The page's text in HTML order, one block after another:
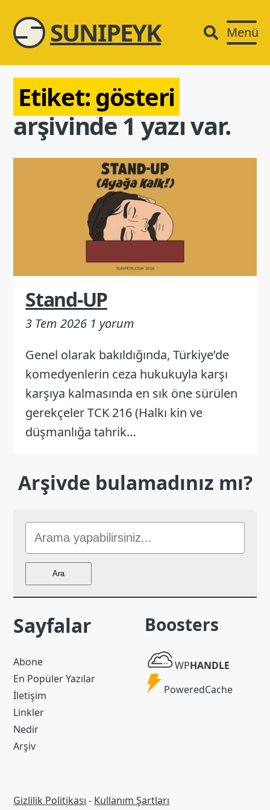
SUNIPEYK Menü
Etiket:gösteri
arşivinde 1 yazı var.
Stand-UP
3 Tem 2026 1 yorum
Genel olarak bakıldığında, Türkiye’de
komedyenlerin ceza hukukuyla karşı
karşıya kalmasında en sık öne sürülen
gerekçeler TCK 216 (Halkı kin ve
düşmanlığa tahrik…
Arşivde bulamadınız mı?
Sitede
Ara
Ara
Sayfalar
Abone
En Popüler Yazılar
İletişim
Linkler
Nedir
Arşiv
Boosters
WP
Handle
WPHANDLE
Powered
PoweredCache
Gizlilik Politikası - Kullanım Şartları